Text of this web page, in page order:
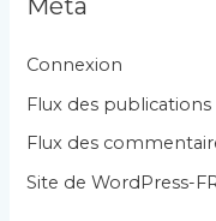
r
i
e
Méta
Connexion
Flux des publications
Flux des
Site de WordPress-